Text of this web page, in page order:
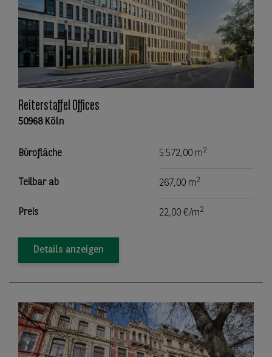
Reiterstaffel Offices
50968 Köln
Bürofläche 5.572,00 m2
Teilbar ab 267,00 m2
Preis 22,00 €/m2
Details anzeigen